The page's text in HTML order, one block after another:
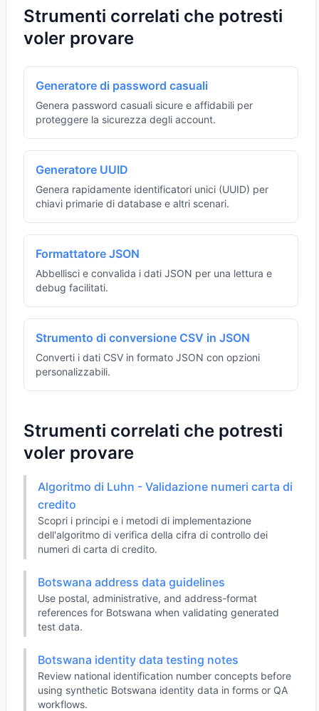
Strumenti correlati che potresti
voler provare
Generatore di password casuali
Genera password casuali sicure e affidabili per
proteggere la sicurezza degli account.
Generatore UUID
Genera rapidamente identificatori unici (UUID) per
chiavi primarie di database e altri scenari.
Formattatore JSON
Abbellisci e convalida i dati JSON per una lettura e
debug facilitati.
Strumento di conversione CSV in JSON
Converti i dati CSV in formato JSON con opzioni
personalizzabili.
Strumenti correlati che potresti
voler provare
Algoritmo di Luhn - Validazione numeri carta di
credito
Scopri i principi e i metodi di implementazione
dell'algoritmo di verifica della cifra di controllo dei
numeri di carta di credito.
Botswana address data guidelines
Use postal, administrative, and address-format
references for Botswana when validating generated
test data.
Botswana identity data testing notes
Review national identification number concepts before
using synthetic Botswana identity data in forms or QA
workflows.